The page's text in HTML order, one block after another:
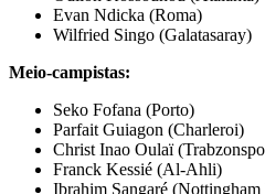
Evan Ndicka (Roma)
Wilfried Singo (Galatasaray)
Meio-campistas:
Seko Fofana (Porto)
Parfait Guiagon (Charleroi)
Christ Inao Oulaï
Franck Kessié (Al-Ahli)
Ibrahim Sangaré (Nottingham